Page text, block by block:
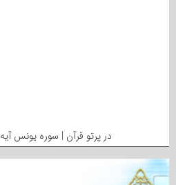
در پرتو قرآن | سوره یونس آیه 74 | دکتر حاجیان